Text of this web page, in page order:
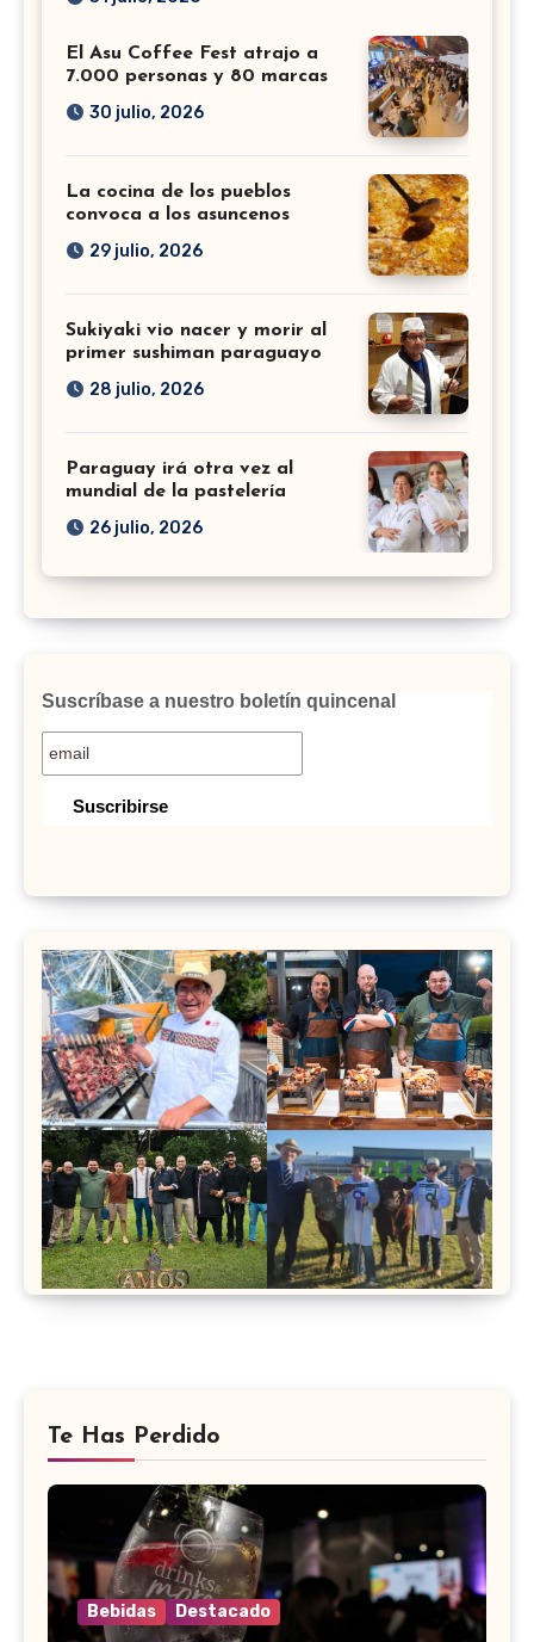
El Asu Coffee Fest atrajo a
7.000 personas y 80 marcas
30 julio, 2026
La cocina de los pueblos
convoca a los asuncenos
29 julio, 2026
Sukiyaki vio nacer y morir al
primer sushiman paraguayo
28 julio, 2026
Paraguay irá otra vez al
mundial de la pastelería
26 julio, 2026
Suscríbase a nuestro boletín quincenal
Te Has Perdido
Bebidas Destacado